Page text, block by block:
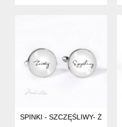
SPINKI - SZCZĘŚLIWY-